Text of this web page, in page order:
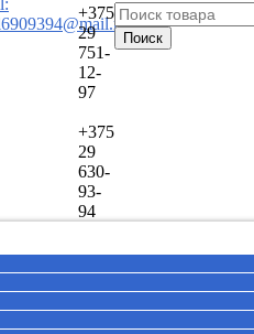
+375
29
751-
12-
97
+375
29
630-
93-
94
Поиск